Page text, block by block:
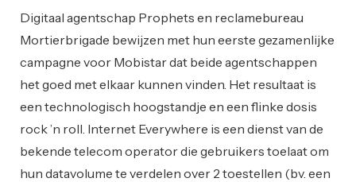
Digitaal agentschap Prophets en reclamebureau
Mortierbrigade bewijzen met hun eerste gezamenlijke
campagne voor Mobistar dat beide agentschappen
het goed met elkaar kunnen vinden. Het resultaat is
een technologisch hoogstandje en een flinke dosis
rock ’n roll. Internet Everywhere is een dienst van de
bekende telecom operator die gebruikers toelaat om
hun datavolume te verdelen over 2 toestellen (bv. een